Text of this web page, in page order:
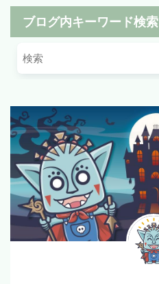
ブログ内キーワード検索